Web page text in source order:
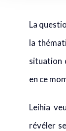
La
la
situation
en ce
Leihia
révéler